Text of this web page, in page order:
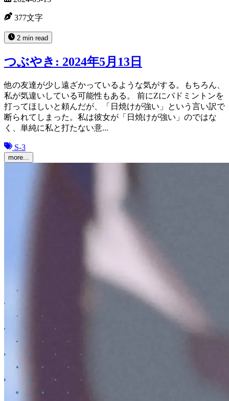
377文字
2 min read
つぶやき: 2024年5月13日
他の友達が少し遠ざかっているような気がする。もちろん、
私が気違いしている可能性もある。 前にZにバドミントンを
打ってほしいと頼んだが、「日焼けが強い」という言い訳で
断られてしまった。私は彼女が「日焼けが強い」のではな
く、単純に私と打たない意...
S-3
more...